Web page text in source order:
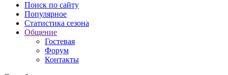
Поиск по сайту
Популярное
Статистика сезона
Общение
Гостевая
Форум
Контакты